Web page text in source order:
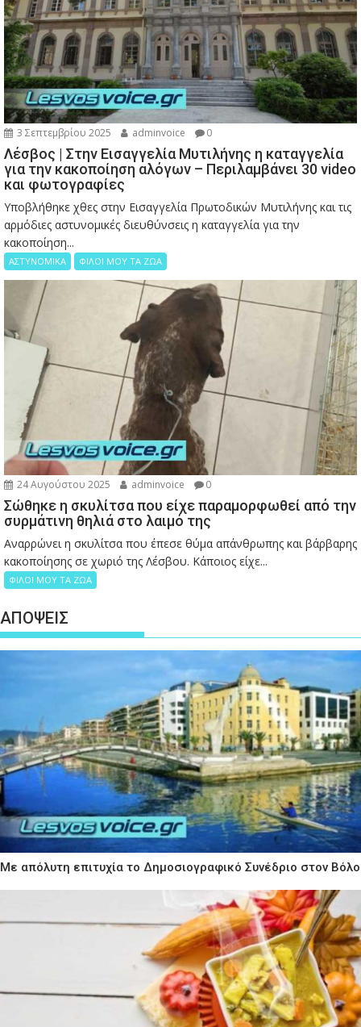
3 Σεπτεμβρίου 2025 adminvoice 0
Λέσβος | Στην Εισαγγελία Μυτιλήνης η καταγγελία
για την κακοποίηση αλόγων – Περιλαμβάνει 30 video
και φωτογραφίες
Υποβλήθηκε χθες στην Εισαγγελία Πρωτοδικών Μυτιλήνης και τις
αρμόδιες αστυνομικές διευθύνσεις η καταγγελία για την
κακοποίηση...
ΑΣΤΥΝΟΜΙΚΑ ΦΙΛΟΙ ΜΟΥ ΤΑ ΖΩΑ
24 Αυγούστου 2025 adminvoice 0
Σώθηκε η σκυλίτσα που είχε παραμορφωθεί από την
συρμάτινη θηλιά στο λαιμό της
Αναρρώνει η σκυλίτσα που έπεσε θύμα απάνθρωπης και βάρβαρης
κακοποίησης σε χωριό της Λέσβου. Κάποιος είχε...
ΦΙΛΟΙ ΜΟΥ ΤΑ ΖΩΑ
ΑΠΟΨΕΙΣ
Με απόλυτη επιτυχία το Δημοσιογραφικό Συνέδριο στον Βόλο